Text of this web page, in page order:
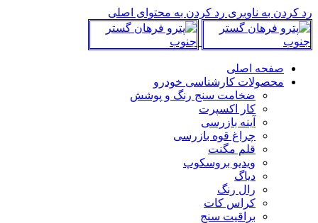
رد کردن به ناوبری رد کردن به محتوای اصلی
صفحه اصلی
محصولات کارشناسی خودرو
ضخامت سنج رنگ و پوشش
کار اکسپرت
آینه بازرسی
چراغ قوه بازرسی
قلم مگنت
ویدیو بروسکوپ
دیاگ
رال رنگ
کراس کات
براقیت سنج